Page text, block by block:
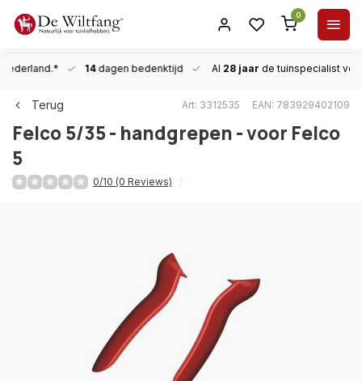
0
14dagen bedenktijd Al 28 jaar de tuinspecialist
Terug Art: 3312535 EAN: 783929402109
Felco5/35 - handgrepen - voor Felco
5
0/10 (0 Reviews)